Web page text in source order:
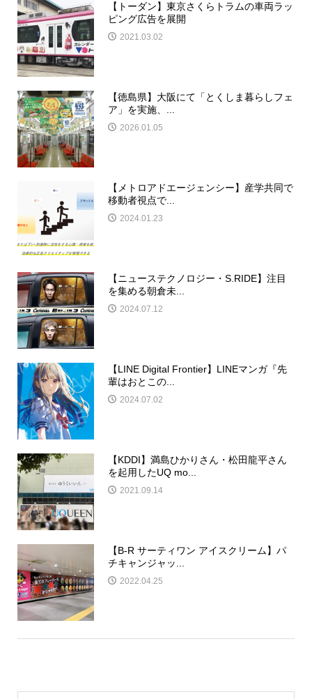
【トーダン】東京さくらトラムの車両ラッ
ピング広告を展開
2021.03.02
【徳島県】大阪にて「とくしま暮らしフェ
ア」を実施、...
2026.01.05
【メトロアドエージェンシー】産学共同で
移動者視点で...
2024.01.23
【ニューステクノロジー・S.RIDE】注目
を集める朝倉未...
2024.07.12
【LINE Digital Frontier】LINEマンガ『先
輩はおとこの...
2024.07.02
【KDDI】満島ひかりさん・松田龍平さん
を起用したUQ mo...
2021.09.14
【B‐R サーティワン アイスクリーム】パ
チキャンジャッ...
2022.04.25